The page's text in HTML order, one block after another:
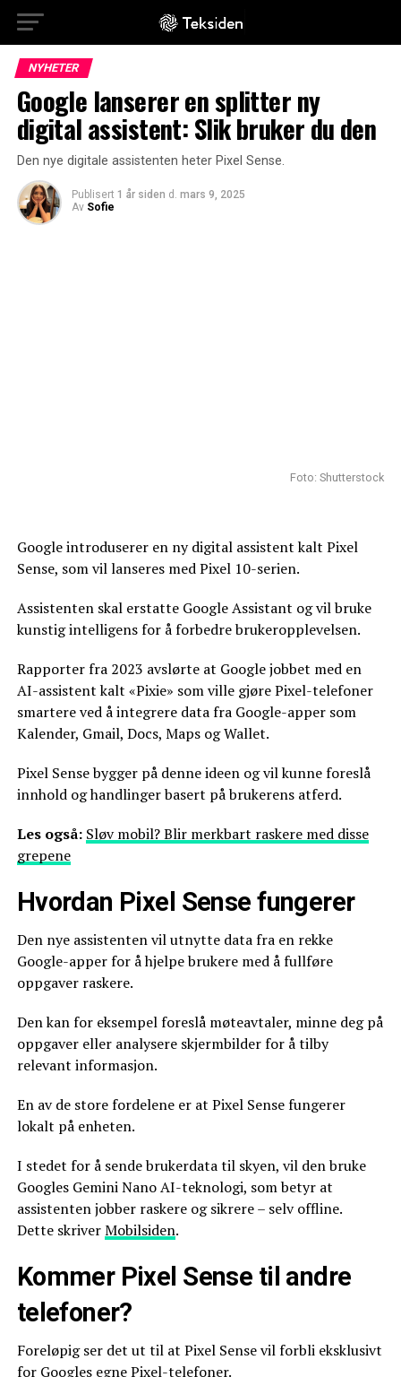
NYHETER
Google lanserer en splitter ny
digital assistent: Slik bruker du den
Den nye digitale assistenten heter Pixel Sense.
Publisert 1 år siden d. mars 9, 2025
Av Sofie
Foto: Shutterstock
Google introduserer en ny digital assistent kalt Pixel
Sense, som vil lanseres med Pixel 10-serien.
Assistenten skal erstatte Google Assistant og vil bruke
kunstig intelligens for å forbedre brukeropplevelsen.
Rapporter fra 2023 avslørte at Google jobbet med en
AI-assistent kalt «Pixie» som ville gjøre Pixel-telefoner
smartere ved å integrere data fra Google-apper som
Kalender, Gmail, Docs, Maps og Wallet.
Pixel Sense bygger på denne ideen og vil kunne foreslå
innhold og handlinger basert på brukerens atferd.
Les også: Sløv mobil? Blir merkbart raskere med disse
grepene
Hvordan Pixel Sense fungerer
Den nye assistenten vil utnytte data fra en rekke
Google-apper for å hjelpe brukere med å fullføre
oppgaver raskere.
Den kan for eksempel foreslå møteavtaler, minne deg på
oppgaver eller analysere skjermbilder for å tilby
relevant informasjon.
En av de store fordelene er at Pixel Sense fungerer
lokalt på enheten.
I stedet for å sende brukerdata til skyen, vil den bruke
Googles Gemini Nano AI-teknologi, som betyr at
assistenten jobber raskere og sikrere – selv offline.
Dette skriverMobilsiden.
Kommer Pixel Sense til andre
telefoner?
Foreløpig ser det ut til at Pixel Sense vil forbli eksklusivt
for Googles egne Pixel-telefoner.